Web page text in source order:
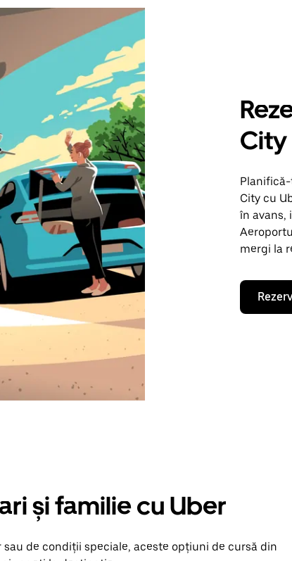
City
City cu
în avans,
mergi la
și familie cu Uber
de condiții speciale, aceste opțiuni de cursă din